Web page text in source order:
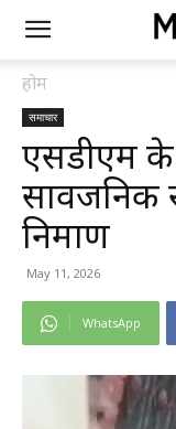
होम
समाचार
एसडीएम
सार्वजनिक
निर्माण
May 11, 2026
WhatsApp